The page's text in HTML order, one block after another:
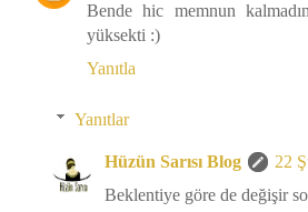
Bende hic memnun
yüksekti :)
Yanıtla
Yanıtlar
Hüzün Sarısı Blog
22
Beklentiye göre de değişir